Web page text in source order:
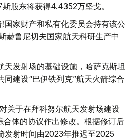
股东将获得4.4352万坚戈。
国家财产和私有化委员会持有该公
赫鲁尼切夫国家航天科研生产中
天发射场的基础设施，哈萨克斯坦
建设“巴伊铁列克”航天火箭综合
关于在拜科努尔航天发射场建设
合体的协议作出修改。根据修订后
发射时间由2023年推迟至2025